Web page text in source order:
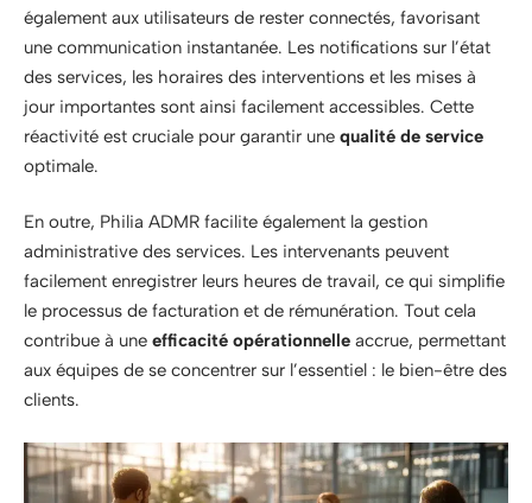
également aux utilisateurs de rester connectés, favorisant
une communication instantanée. Les notifications sur l’état
des services, les horaires des interventions et les mises à
jour importantes sont ainsi facilement accessibles. Cette
réactivité est cruciale pour garantir une qualité de service
optimale.
En outre, Philia ADMR facilite également la gestion
administrative des services. Les intervenants peuvent
facilement enregistrer leurs heures de travail, ce qui simplifie
le processus de facturation et de rémunération. Tout cela
contribue à une efficacité opérationnelle accrue, permettant
aux équipes de se concentrer sur l’essentiel : le bien-être des
clients.